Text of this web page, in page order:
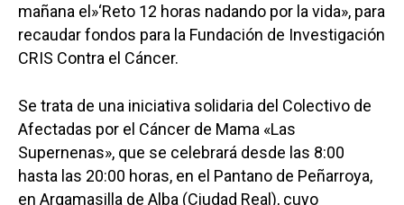
mañana el»‘Reto 12 horas nadando por la vida», para
recaudar fondos para la Fundación de Investigación
CRIS Contra el Cáncer.
Se trata de una iniciativa solidaria del Colectivo de
Afectadas por el Cáncer de Mama «Las
Supernenas», que se celebrará desde las 8:00
hasta las 20:00 horas, en el Pantano de Peñarroya,
en Argamasilla de Alba (Ciudad Real), cuyo